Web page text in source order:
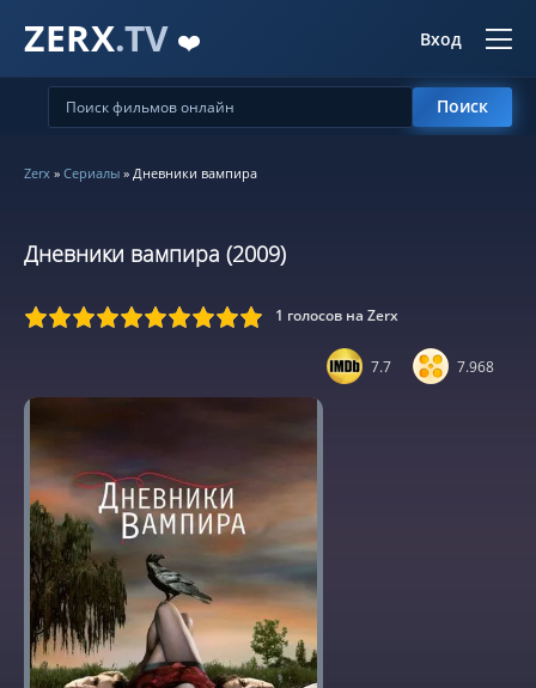
ZERX.TV ❤️ Вход
Поиск
Zerx » Сериалы » Дневники вампира
Дневники вампира (2009)
6 7 8 9 10 1 голосов на Zerx
7.7 7.968